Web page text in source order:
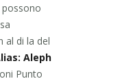
al di la del
Aleph
Punto